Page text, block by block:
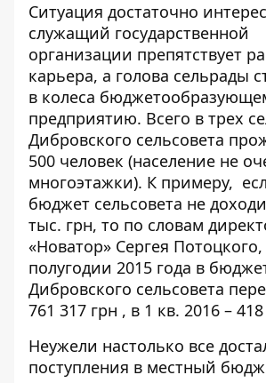
Ситуация достаточно
служащий государственной
организации препятствует
карьера, а голова сельрады
в колеса
предприятию. Всего в трех
Дибровского сельсовета
500 человек (население не
многоэтажки). К примеру,
бюджет сельсовета не
тыс. грн, то по словам
«Новатор» Сергея
полугодии 2015 года в
Дибровского сельсовета
761 317 грн , в 1 кв. 2016 –
Неужели настолько все
поступления в местный